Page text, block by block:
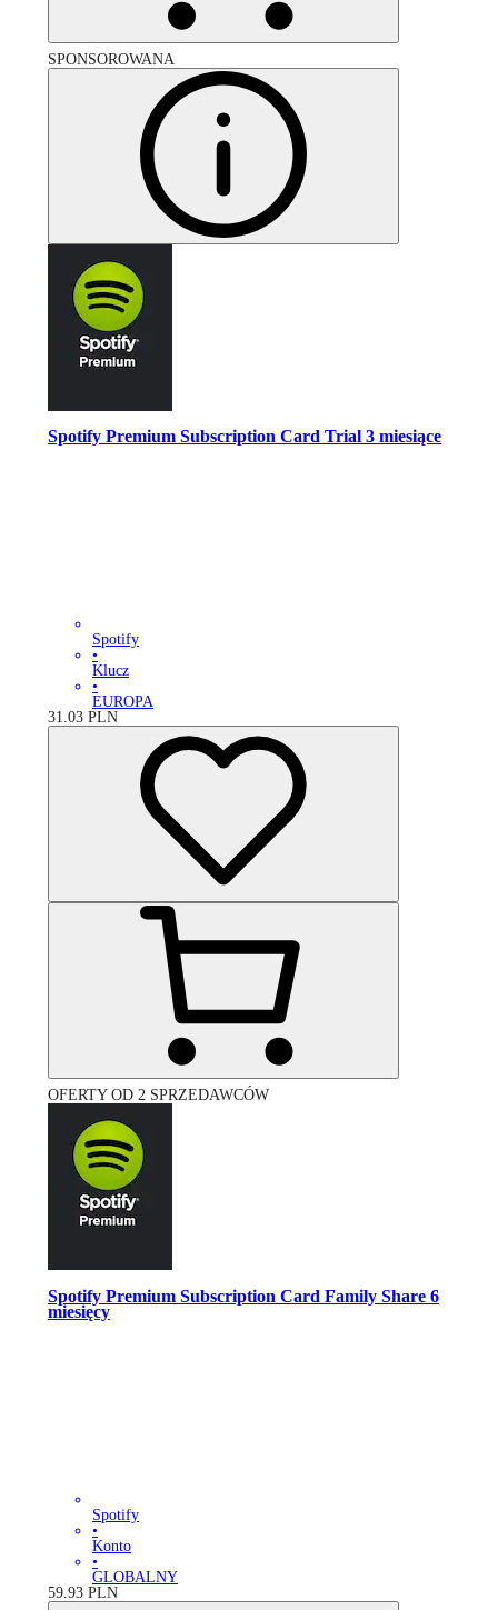
SPONSOROWANA
Spotify Premium Subscription Card Trial 3 miesiące
Spotify
•
Klucz
•
EUROPA
31.03 PLN
OFERTY OD 2 SPRZEDAWCÓW
Spotify Premium Subscription Card Family Share 6
miesięcy
Spotify
•
Konto
•
GLOBALNY
59.93 PLN